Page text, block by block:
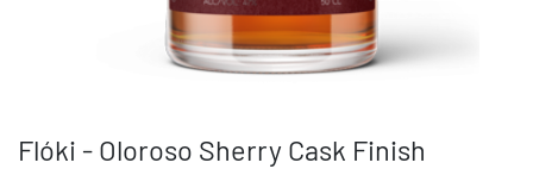
Flóki - Oloroso Sherry Cask Finish